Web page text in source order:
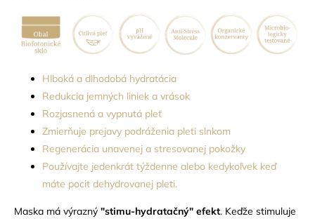
Hlboká a dlhodobá hydratácia
Redukcia jemných liniek a vrások
Rozjasnená a vypnutá pleť
Zmierňuje prejavy podráženia pleti slnkom
Regenerácia unavenej a stresovanej pokožky
Používajte jedenkrát týždenne alebo kedykoľvek keď
máte pocit dehydrovanej pleti.
Maska má výrazný "stimu-hydratačný" efekt. Keďže stimuluje